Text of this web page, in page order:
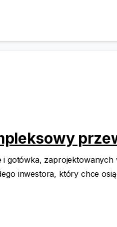
inwestora, który chce